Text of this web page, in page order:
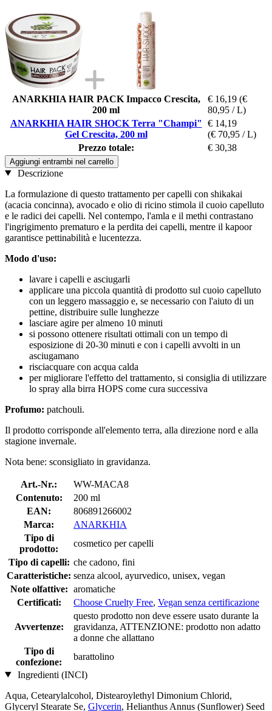
ANARKHIA HAIR PACK Impacco Crescita,
200 ml
€ 16,19 (€
80,95 / L)
ANARKHIA HAIR SHOCK Terra "Champi"
Gel Crescita, 200 ml
€ 14,19
(€ 70,95 / L)
Prezzo totale:
€ 30,38
Aggiungi entrambi nel carrello
Descrizione
La formulazione di questo trattamento per capelli con shikakai
(acacia concinna), avocado e olio di ricino stimola il cuoio capelluto
e le radici dei capelli. Nel contempo, l'amla e il methi contrastano
l'ingrigimento prematuro e la perdita dei capelli, mentre il kapoor
garantisce pettinabilità e lucentezza.
Modo d'uso:
lavare i capelli e asciugarli
applicare una piccola quantità di prodotto sul cuoio capelluto
con un leggero massaggio e, se necessario con l'aiuto di un
pettine, distribuire sulle lunghezze
lasciare agire per almeno 10 minuti
si possono ottenere risultati ottimali con un tempo di
esposizione di 20-30 minuti e con i capelli avvolti in un
asciugamano
risciacquare con acqua calda
per migliorare l'effetto del trattamento, si consiglia di utilizzare
lo spray alla birra HOPS come cura successiva
Profumo: patchouli.
Il prodotto corrisponde all'elemento terra, alla direzione nord e alla
stagione invernale.
Nota bene: sconsigliato in gravidanza.
Art.-Nr.:
WW-MACA8
Contenuto:
200 ml
EAN:
806891266002
Marca:
ANARKHIA
Tipo di
prodotto:
cosmetico per capelli
Tipo di capelli: che cadono, fini
Caratteristiche: senza alcool, ayurvedico, unisex, vegan
Note olfattive: aromatiche
Certificati:
Choose Cruelty Free, Vegan senza certificazione
Avvertenze:
questo prodotto non deve essere usato durante la
gravidanza, ATTENZIONE: prodotto non adatto
a donne che allattano
Tipo di
confezione:
barattolino
Ingredienti (INCI)
Aqua, Cetearylalcohol, Distearoylethyl Dimonium Chlorid,
Glyceryl Stearate Se, Glycerin, Helianthus Annus (Sunflower) Seed